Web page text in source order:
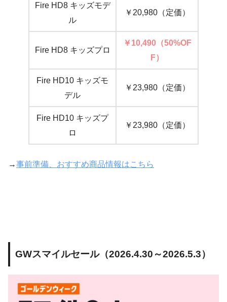
Fire HD8 キッズモデ
ル
￥20,980（定価）
Fire HD8 キッズプロ
￥10,490（50%OF
F）
Fire HD10 キッズモ
デル
￥23,980（定価）
Fire HD10 キッズプ
ロ
￥23,980（定価）
→事前準備、おすすめ商品情報はこちら
GWスマイルセール（2026.4.30～2026.5.3）